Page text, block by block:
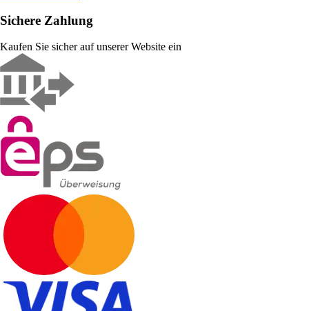
Sichere Zahlung
Kaufen Sie sicher auf unserer Website ein